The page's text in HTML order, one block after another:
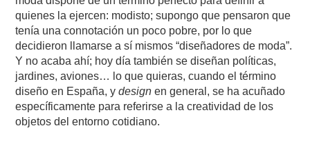
quienes la ejercen: modisto; supongo que pensaron que
tenía una connotación un poco pobre, por lo que
decidieron llamarse a sí mismos “diseñadores de moda”.
Y no acaba ahí; hoy día también se diseñan políticas,
jardines, aviones… lo que quieras, cuando el término
diseño en España, ydesignen general, se ha acuñado
específicamente para referirse a la creatividad de los
objetos del entorno cotidiano.